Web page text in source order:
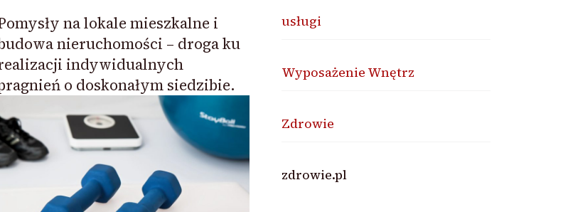
na lokale mieszkalne i
nieruchomości – droga ku
indywidualnych
o doskonałym siedzibie.
usługi
Wyposażenie Wnętrz
Zdrowie
zdrowie.pl